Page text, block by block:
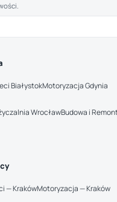
BiałystokMotoryzacja Gdynia
WrocławBudowa i
— KrakówMotoryzacja — Kraków